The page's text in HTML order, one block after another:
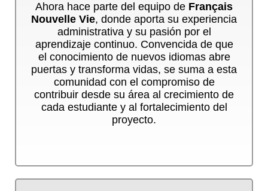
Ahora hace parte del equipo de Français
Nouvelle Vie, donde aporta su experiencia
administrativa y su pasión por el
aprendizaje continuo. Convencida de que
el conocimiento de nuevos idiomas abre
puertas y transforma vidas, se suma a esta
comunidad con el compromiso de
contribuir desde su área al crecimiento de
cada estudiante y al fortalecimiento del
proyecto.